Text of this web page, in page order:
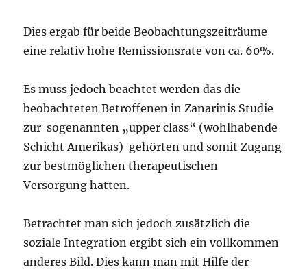
Dies ergab für beide Beobachtungszeiträume
eine relativ hohe Remissionsrate von ca. 60%.
Es muss jedoch beachtet werden das die
beobachteten Betroffenen in Zanarinis Studie
zur sogenannten „upper class“ (wohlhabende
Schicht Amerikas) gehörten und somit Zugang
zur bestmöglichen therapeutischen
Versorgung hatten.
Betrachtet man sich jedoch zusätzlich die
soziale Integration ergibt sich ein vollkommen
anderes Bild. Dies kann man mit Hilfe der